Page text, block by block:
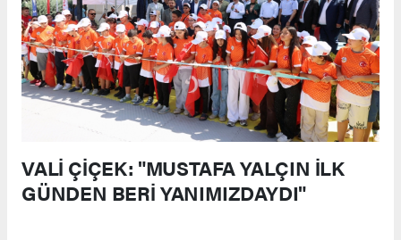
VALİ ÇİÇEK: "MUSTAFA YALÇIN İLK
GÜNDEN BERİ YANIMIZDAYDI"